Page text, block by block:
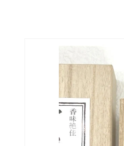
キッ